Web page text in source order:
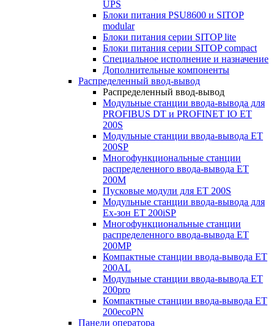
UPS
Блоки питания PSU8600 и SITOP
modular
Блоки питания серии SITOP lite
Блоки питания серии SITOP compact
Специальное исполнение и назначение
Дополнительные компоненты
Распределенный ввод-вывод
Распределенный ввод-вывод
Модульные станции ввода-вывода для
PROFIBUS DT и PROFINET IO ET
200S
Модульные станции ввода-вывода ET
200SP
Многофункциональные станции
распределенного ввода-вывода ET
200M
Пусковые модули для ET 200S
Модульные станции ввода-вывода для
Ex-зон ET 200iSP
Многофункциональные станции
распределенного ввода-вывода ET
200MP
Компактные станции ввода-вывода ET
200AL
Модульные станции ввода-вывода ET
200pro
Компактные станции ввода-вывода ET
200ecoPN
Панели оператора